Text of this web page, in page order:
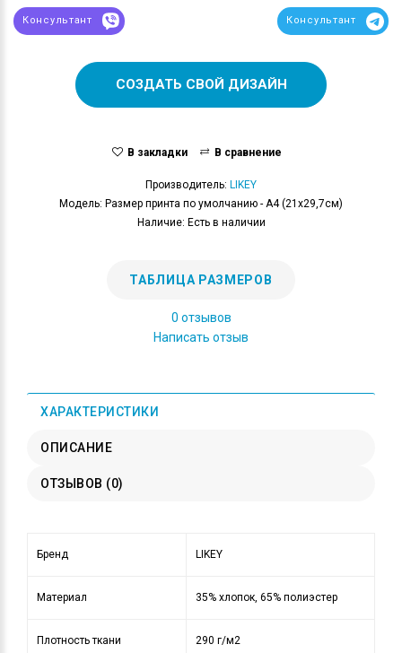
Консультант Консультант
СОЗДАТЬ СВОЙ ДИЗАЙН
В закладки В сравнение
Производитель: LIKEY
Модель: Размер принта по умолчанию - А4 (21x29,7см)
Наличие: Есть в наличии
ТАБЛИЦА РАЗМЕРОВ
0 отзывов
Написать отзыв
ХАРАКТЕРИСТИКИ
ОПИСАНИЕ
ОТЗЫВОВ (0)
Бренд LIKEY
Материал 35% хлопок, 65% полиэстер
Плотность ткани 290 г/м2